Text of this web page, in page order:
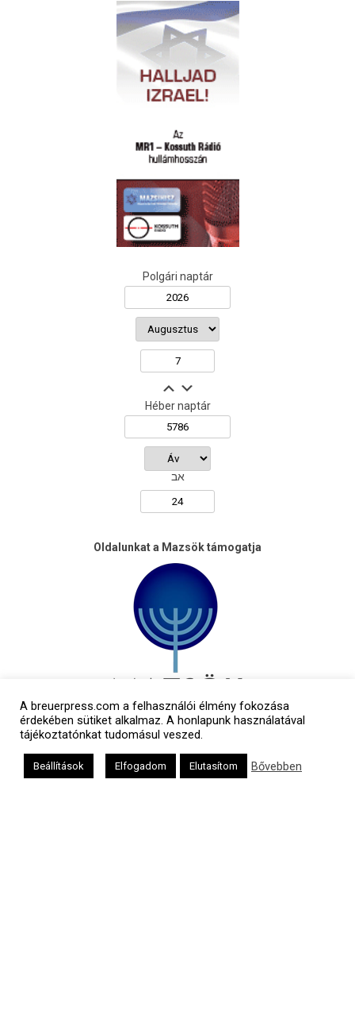
Polgári naptár
Héber naptár
אב
Oldalunkat a Mazsök támogatja
A breuerpress.com a felhasználói élmény fokozása
érdekében sütiket alkalmaz. A honlapunk használatával
tájékoztatónkat tudomásul veszed.
Beállítások Elfogadom Elutasítom Bővebben